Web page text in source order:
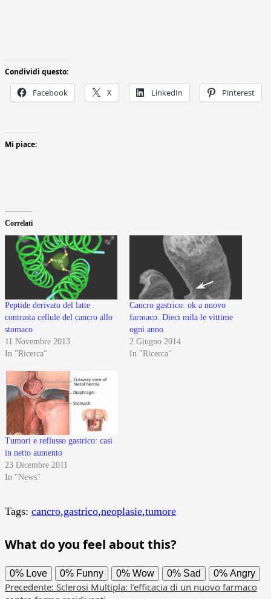
Condividi questo:
Facebook X LinkedIn Pinterest
Mi piace:
Correlati
Peptide derivato del latte
contrasta cellule del cancro allo
stomaco
11 Novembre 2013
In "Ricerca"
Cancro gastrico: ok a nuovo
farmaco. Dieci mila le vittime
ogni anno
2 Giugno 2014
In "Ricerca"
Tumori e reflusso gastrico: casi
in netto aumento
23 Dicembre 2011
In "News"
Tags: cancro,gastrico,neoplasie,tumore
What do you feel about this?
0% Love 0% Funny 0% Wow 0% Sad 0% Angry
Navigazione
Precedente: Sclerosi Multipla: l’efficacia di un nuovo farmaco